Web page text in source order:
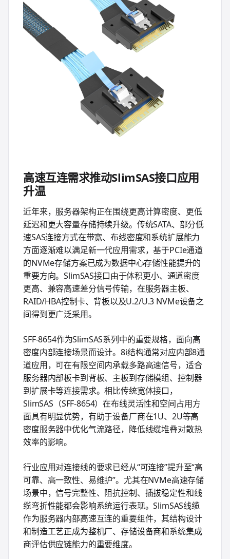
高速互连需求推动SlimSAS接口应用
升温
近年来，服务器架构正在围绕更高计算密度、更低
延迟和更大容量存储持续升级。传统SATA、部分低
速SAS连接方式在带宽、布线密度和系统扩展能力
方面逐渐难以满足新一代应用需求，基于PCIe通道
的NVMe存储方案已成为数据中心存储性能提升的
重要方向。SlimSAS接口由于体积更小、通道密度
更高、兼容高速差分信号传输，在服务器主板、
RAID/HBA控制卡、背板以及U.2/U.3 NVMe设备之
间得到更广泛采用。
SFF-8654作为SlimSAS系列中的重要规格，面向高
密度内部连接场景而设计。8i结构通常对应内部8通
道应用，可在有限空间内承载多路高速信号，适合
服务器内部板卡到背板、主板到存储模组、控制器
到扩展卡等连接需求。相比传统宽体接口，
SlimSAS（SFF-8654）在布线灵活性和空间占用方
面具有明显优势，有助于设备厂商在1U、2U等高
密度服务器中优化气流路径，降低线缆堆叠对散热
效率的影响。
行业应用对连接线的要求已经从“可连接”提升至“高
可靠、高一致性、易维护”。尤其在NVMe高速存储
场景中，信号完整性、阻抗控制、插拔稳定性和线
缆弯折性能都会影响系统运行表现。SlimSAS线缆
作为服务器内部高速互连的重要组件，其结构设计
和制造工艺正成为整机厂、存储设备商和系统集成
商评估供应链能力的重要维度。